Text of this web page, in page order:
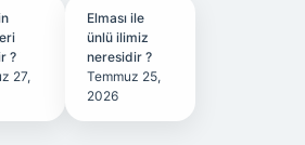
?
27,
Elması ile
ünlü ilimiz
neresidir ?
Temmuz 25,
2026